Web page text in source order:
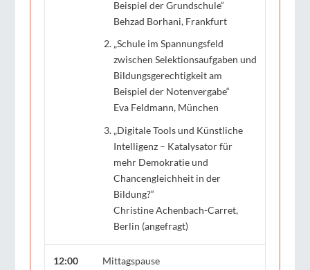
Beispiel der Grundschule“
Behzad Borhani, Frankfurt
„Schule im Spannungsfeld
zwischen Selektionsaufgaben und
Bildungsgerechtigkeit am
Beispiel der Notenvergabe“
Eva Feldmann, München
„Digitale Tools und Künstliche
Intelligenz – Katalysator für
mehr Demokratie und
Chancengleichheit in der
Bildung?“
Christine Achenbach-Carret,
Berlin (angefragt)
12:00
Mittagspause